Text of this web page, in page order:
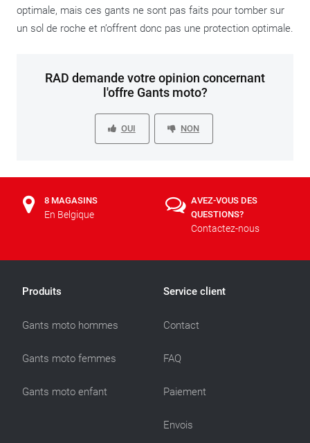
optimale, mais ces gants ne sont pas faits pour tomber sur
un sol de roche et n’offrent donc pas une protection optimale.
RAD demande votre opinion concernant
l'offre Gants moto?
OUI NON
8 MAGASINS
En Belgique
AVEZ-VOUS DES
QUESTIONS?
Contactez-nous
Produits
Gants moto hommes
Gants moto femmes
Gants moto enfant
Service client
Contact
FAQ
Paiement
Envois